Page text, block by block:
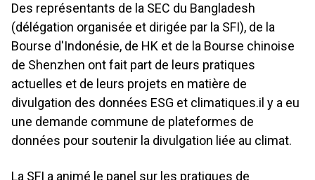
Des représentants de la SEC du Bangladesh
(délégation organisée et dirigée par la SFI), de la
Bourse d'Indonésie, de HK et de la Bourse chinoise
de Shenzhen ont fait part de leurs pratiques
actuelles et de leurs projets en matière de
divulgation des données ESG et climatiques.il y a eu
une demande commune de plateformes de
données pour soutenir la divulgation liée au climat.
La SFI a animé le panel sur les pratiques de